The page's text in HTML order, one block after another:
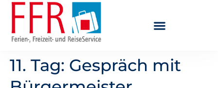
11. Tag: Gespräch mit